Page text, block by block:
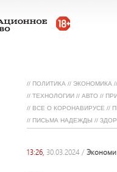
// ПОЛИТИКА // ЭКОНОМИКА //
// ТЕХНОЛОГИИ // АВТО //
// ВСЕ О КОРОНАВИРУСЕ //
// ПИСЬМА НАДЕЖДЫ //
13:26, 30.03.2024 /